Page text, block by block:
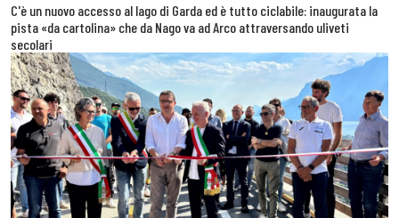
C'è un nuovo accesso al lago di Garda ed è tutto ciclabile: inaugurata la
pista «da cartolina» che da Nago va ad Arco attraversando uliveti
secolari